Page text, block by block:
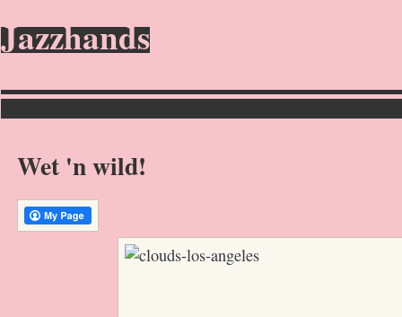
Jazzhands
Wet 'n wild!